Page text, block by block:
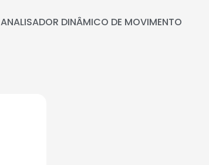
ANALISADOR DINÂMICO DE MOVIMENTO